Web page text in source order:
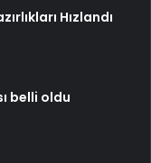
Hızlandı
belli oldu